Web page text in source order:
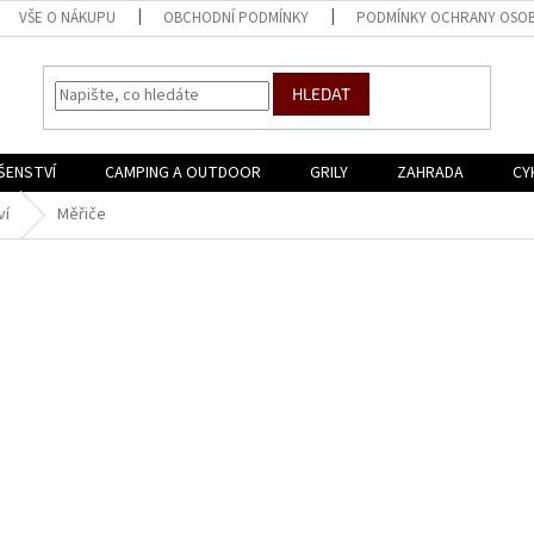
VŠE O NÁKUPU OBCHODNÍ PODMÍNKY PODMÍNKY OCHRANY
HLEDAT
CAMPING A OUTDOOR GRILY ZAHRADA
Měřiče